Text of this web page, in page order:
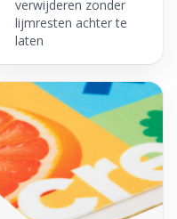
verwijderen zonder
lijmresten achter te
laten